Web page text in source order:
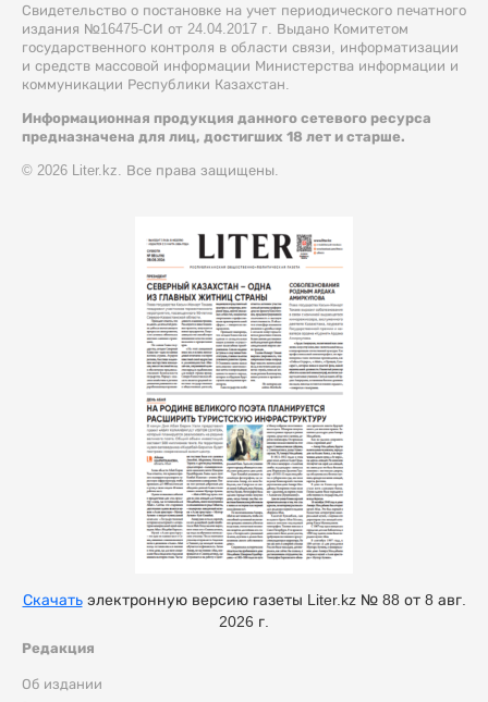
Свидетельство о постановке на учет периодического печатного
издания №16475-СИ от 24.04.2017 г. Выдано Комитетом
государственного контроля в области связи, информатизации
и средств массовой информации Министерства информации и
коммуникации Республики Казахстан.
Информационная продукция данного сетевого ресурса
предназначена для лиц, достигших 18 лет и старше.
© 2026 Liter.kz. Все права защищены.
Редакция
Об издании
Скачатьэлектронную версию газеты Liter.kz № 88 от 8 авг.
2026 г.